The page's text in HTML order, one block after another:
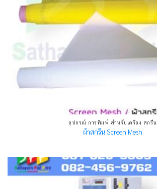
อุปกรณ์ การพิมพ์ สำหรับเครื่อง สกรีน
ผ้าสกรีน Screen Mesh